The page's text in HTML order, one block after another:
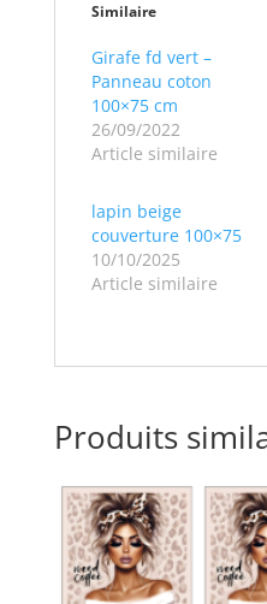
Similaire
Girafe fd vert –
Panneau coton
100×75 cm
26/09/2022
Article similaire
lapin beige
couverture 100×75
10/10/2025
Article similaire
Produits